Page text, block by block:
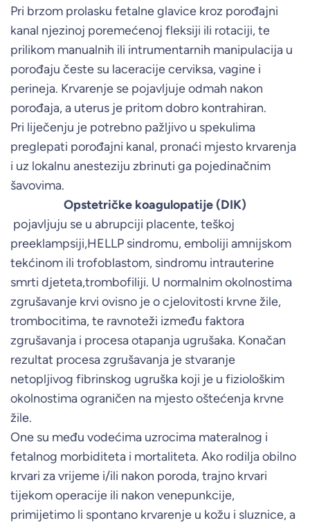
Pri brzom prolasku fetalne glavice kroz porođajni
kanal njezinoj poremećenoj fleksiji ili rotaciji, te
prilikom manualnih ili intrumentarnih manipulacija u
porođaju česte su laceracije cerviksa, vagine i
perineja. Krvarenje se pojavljuje odmah nakon
porođaja, a uterus je pritom dobro kontrahiran.
Pri liječenju je potrebno pažljivo u spekulima
preglepati porođajni kanal, pronaći mjesto krvarenja
i uz lokalnu anesteziju zbrinuti ga pojedinačnim
šavovima.
Opstetričke koagulopatije (DIK)
pojavljuju se u abrupciji placente, teškoj
preeklampsiji,HELLP sindromu, emboliji amnijskom
tekćinom ili trofoblastom, sindromu intrauterine
smrti djeteta,trombofiliji. U normalnim okolnostima
zgrušavanje krvi ovisno je o cjelovitosti krvne žile,
trombocitima, te ravnoteži između faktora
zgrušavanja i procesa otapanja ugrušaka. Konačan
rezultat procesa zgrušavanja je stvaranje
netopljivog fibrinskog ugruška koji je u fiziološkim
okolnostima ograničen na mjesto oštećenja krvne
žile.
One su među vodećima uzrocima materalnog i
fetalnog morbiditeta i mortaliteta. Ako rodilja obilno
krvari za vrijeme i/ili nakon poroda, trajno krvari
tijekom operacije ili nakon venepunkcije,
primijetimo li spontano krvarenje u kožu i sluznice, a